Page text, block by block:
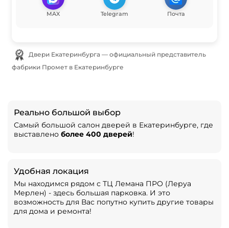
MAX Telegram Почта
фабрики Промет в Екатеринбурге
Реально большой выбор
Самый большой салон дверей в Екатеринбурге, где
выставлено более 400 дверей!
Удобная локация
Мы находимся рядом с ТЦ Лемана ПРО (Леруа
Мерлен) - здесь большая парковка. И это
возможность для Вас попутно купить другие товары
для дома и ремонта!